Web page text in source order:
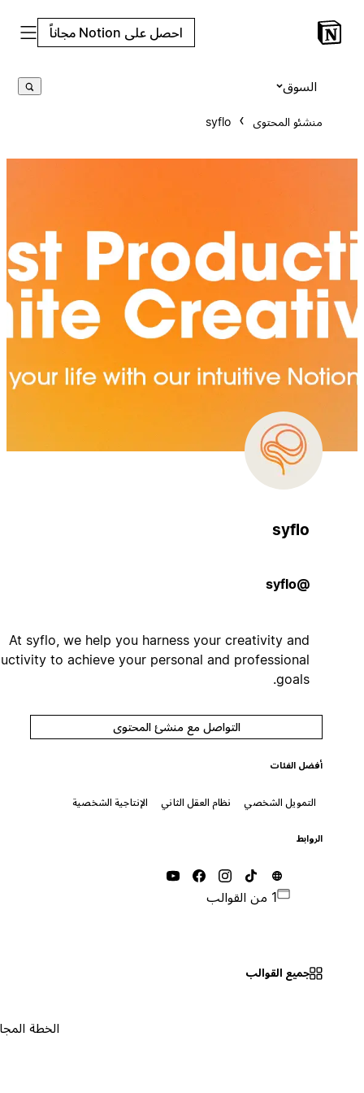
احصل على Notion مجاناً
منشئو المحتوى syflo
syflo
At syflo, we help you harness your creativity and
productivity to achieve your personal and professional
التواصل مع منشئ المحتوى
أفضل الفئات
التمويل الشخصي نظام العقل الثاني الإنتاجية الشخصية
جميع القوالب
الخطة المجانية ٠